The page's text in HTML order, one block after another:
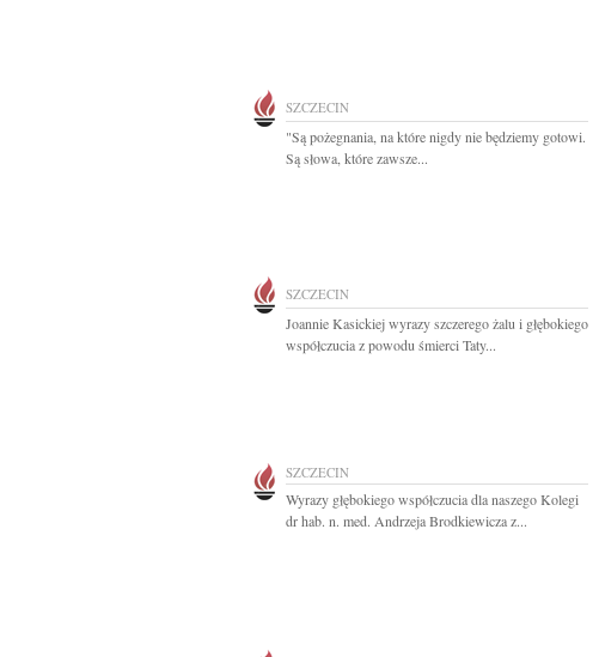
SZCZECIN
"Są pożegnania, na które nigdy nie będziemy gotowi.
Są słowa, które zawsze...
SZCZECIN
Joannie Kasickiej wyrazy szczerego żalu i głębokiego
współczucia z powodu śmierci Taty...
SZCZECIN
Wyrazy głębokiego współczucia dla naszego Kolegi
dr hab. n. med. Andrzeja Brodkiewicza z...